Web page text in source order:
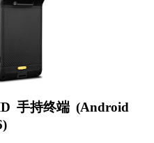
手持终端 (Android